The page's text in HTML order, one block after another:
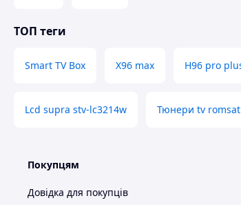
ТОП теги
Smart TV Box X96 max H96 pro
Lcd supra stv-lc3214w Тюнери tv romsat
Покупцям
Довідка для покупців